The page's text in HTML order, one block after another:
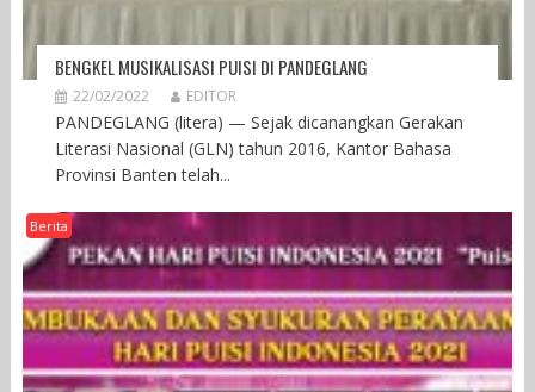
BENGKEL MUSIKALISASI PUISI DI PANDEGLANG
22/02/2022 EDITOR
PANDEGLANG (litera) — Sejak dicanangkan Gerakan
Literasi Nasional (GLN) tahun 2016, Kantor Bahasa
Provinsi Banten telah...
Berita